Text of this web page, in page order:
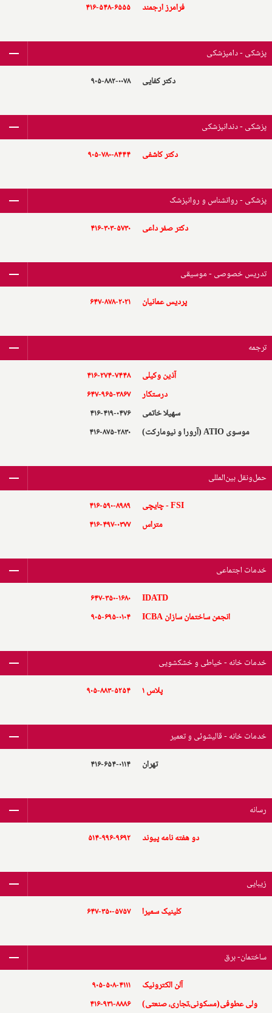
فرامرز ارجمند
۴۱۶-۵۴۸-۶۵۵۵
پزشکی - دامپزشکی
دکتر کفایی
۹۰۵-۸۸۲-۰۰۷۸
پزشکی - دندانپزشکی
دکتر کاشفی
۹۰۵-۷۸۰-۸۴۴۴
پزشکی - روانشناس و روانپزشک
دکتر صفر داعی
۴۱۶-۳۰۳-۵۷۳۰
تدریس خصوصی - موسیقی
پردیس عمانیان
۶۴۷-۸۷۸-۲۰۲۱
ترجمه
آذین وکیلی
۴۱۶-۲۷۴-۷۴۴۸
درستکار
۶۴۷-۹۶۵-۳۸۶۷
سهیلا خاتمی
۴۱۶-۴۱۹-۰۴۷۶
موسوی ATIO (آرورا و نیومارکت)
۴۱۶-۸۷۵-۲۸۳۰
حمل‌ونقل بین‌المللی
FSI - چایچی
۴۱۶-۵۹۰-۸۹۸۹
متراس
۴۱۶-۴۹۷-۰۳۷۷
خدمات اجتماعی
IDATD
۶۴۷-۳۵۰-۱۶۸۰
انجمن ساختمان سازان ICBA
۹۰۵-۶۹۵-۰۱۰۴
خدمات خانه - خیاطی و خشکشویی
پلاس ۱
۹۰۵-۸۸۳-۵۲۵۴
خدمات خانه - قالیشوئی و تعمیر
تهران
۴۱۶-۶۵۴-۰۱۱۴
رسانه
دو هفته نامه پیوند
۵۱۴-۹۹۶-۹۶۹۲
زیبایی
کلینیک سمیرا
۶۴۷-۳۵۰-۵۷۵۷
ساختمان- برق
آلن الکترونیک
۹۰۵-۵۰۸-۴۱۱۱
ولی عطوفی(مسکونی،تجاری، صنعتی)
۴۱۶-۹۳۱-۸۸۸۶